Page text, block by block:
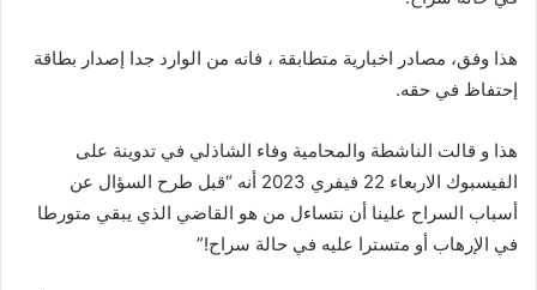
هذا وفق، مصادر اخبارية متطابقة ، فانه من الوارد جدا إصدار بطاقة
إحتفاظ في حقه.
هذا و قالت الناشطة والمحامية وفاء الشاذلي في تدوينة على
الفيسبوك الاربعاء 22 فيفري 2023 أنه “قبل طرح السؤال عن
أسباب السراح علينا أن نتساءل من هو القاضي الذي يبقي متورطا
في الإرهاب أو متسترا عليه في حالة سراح!”